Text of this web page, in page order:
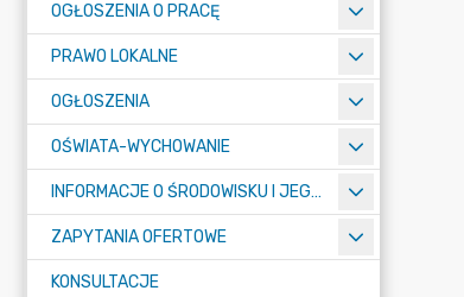
OGŁOSZENIA O PRACĘ
PRAWO LOKALNE
OGŁOSZENIA
OŚWIATA-WYCHOWANIE
INFORMACJE O ŚRODOWISKU I JEGO OCHRONIE
ZAPYTANIA OFERTOWE
KONSULTACJE